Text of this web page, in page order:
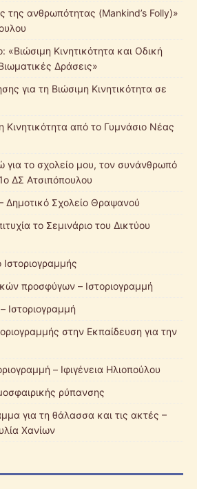
της ανθρωπότητας (Mankind’s Folly)»
«Βιώσιμη Κινητικότητα και Οδική
Δράσεις»
για τη Βιώσιμη Κινητικότητα σε
Κινητικότητα από το Γυμνάσιο Νέας
για το σχολείο μου, τον συνάνθρωπό
ΔΣ Ατσιπόπουλου
Δημοτικό Σχολείο Θραψανού
το Σεμινάριο του Δικτύου
προσφύγων – Ιστοριογραμμή
Ιστοριογραμμή
στην Εκπαίδευση για την
– Ιφιγένεια Ηλιοπούλου
ρύπανσης
για τη θάλασσα και τις ακτές –
Χανίων